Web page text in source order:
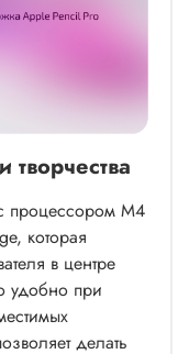
процессором M4
которая
в центре
удобно при
делать